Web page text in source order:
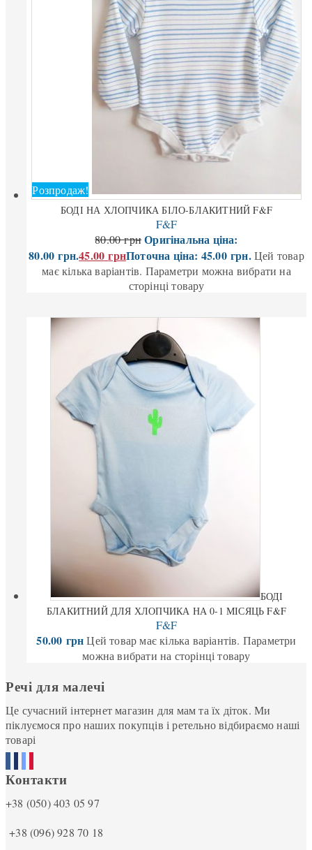
Розпродаж!
БОДІ НА ХЛОПЧИКА БІЛО-БЛАКИТНИЙ F&F
F&F
80.00грн Оригінальна ціна:
80.00 грн.45.00грнПоточна ціна: 45.00 грн. Цей товар
має кілька варіантів. Параметри можна вибрати на
сторінці товару
БОДІ
БЛАКИТНИЙ ДЛЯ ХЛОПЧИКА НА 0-1 МІСЯЦЬ F&F
F&F
50.00 грн Цей товар має кілька варіантів. Параметри
можна вибрати на сторінці товару
Речі для малечі
Це сучасний інтернет магазин для мам та їх діток. Ми
піклуємося про наших покупців і ретельно відбираємо наші
товарі
Контакти
+38 (050) 403 05 97
+38 (096) 928 70 18